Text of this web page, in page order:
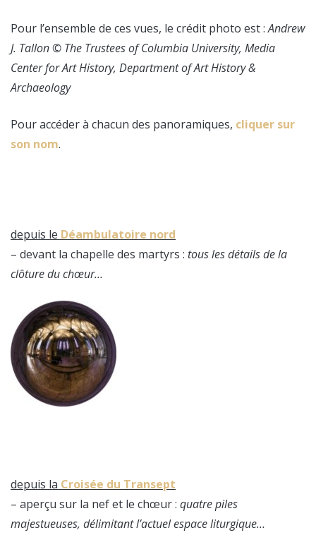
Pour l’ensemble de ces vues, le crédit photo est :Andrew
J. Tallon © The Trustees of Columbia University, Media
Center for Art History, Department of Art History &
Archaeology
Pour accéder à chacun des panoramiques, cliquer sur
son nom.
depuis le Déambulatoire nord
– devant la chapelle des martyrs : tous les détails de la
clôture du chœur…
depuis la Croisée du Transept
– aperçu sur la nef et le chœur : quatre piles
majestueuses, délimitant l’actuel espace liturgique…